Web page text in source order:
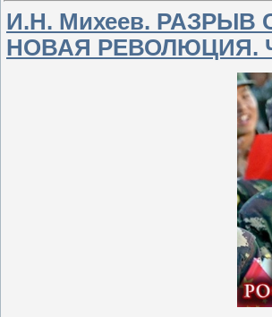
И.Н. Михеев.
НОВАЯ РЕВОЛЮЦИЯ.